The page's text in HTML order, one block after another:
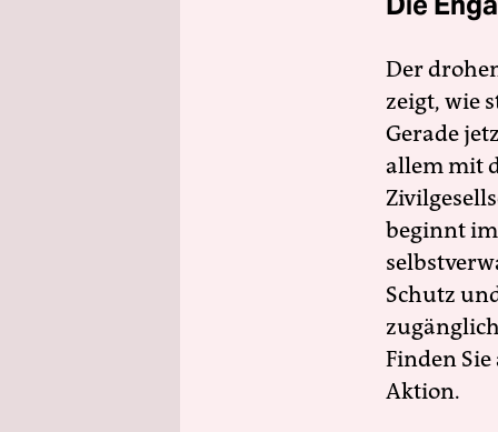
Der
zeigt, wie
Gerade
allem mit
beginnt
Schutz
Finden
Aktion.